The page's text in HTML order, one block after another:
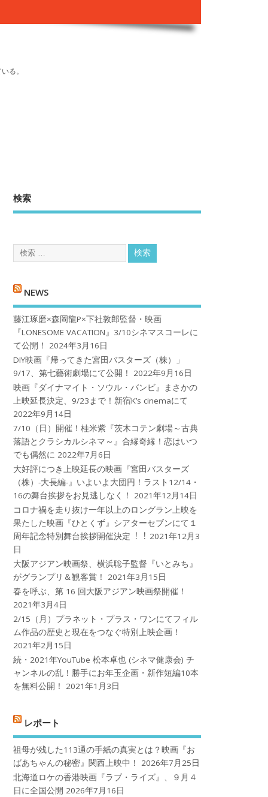
る。
検索
NEWS
藤江琢磨×森岡龍P×下社敦郎監督・映画
『LONESOME VACATION』3/10シネマスコーレに
て公開！
2024年3月16日
DIY映画『帰ってきた宮田バスターズ（株）」
9/17、第七藝術劇場にて公開！
2022年9月16日
映画『ダイナマイト・ソウル・バンビ』まさかの
上映延長決定、9/23まで！新宿K’s cinemaにて
2022年9月14日
7/10（日）開催！桂米紫『茨木コテン劇場～古典
落語とクラシカルシネマ～』合縁奇縁！恋はいつ
でも偶然に 2022年7月6日
大好評につき上映延長の映画『宮田バスターズ
（株）-大長編-』いよいよ大団円！ラスト12/14・
16の舞台挨拶をお見逃しなく！
2021年12月14日
コロナ禍を⾛り抜け⼀年以上のロングラン上映を
果たした映画『ひとくず』シアターセブンにて１
周年記念特別舞台挨拶開催決定︕︕ 2021年12月3
日
大阪アジアン映画祭、横浜聡子監督『いとみち』
がグランプリ＆観客賞！
2021年3月15日
春を呼ぶ、第 16 回大阪アジアン映画祭開催！
2021年3月4日
2/15（月）プラネット・プラス・ワンにてフィル
ム作品の歴史と現在をつなぐ特別上映企画！
2021年2月15日
続・2021年YouTube 松本卓也 (シネマ健康会) チ
ャンネルの乱！勝手にお年玉企画・新作短編10本
を無料公開！
2021年1月3日
レポート
祖母が残した113通の手紙の真実とは？映画『お
ばあちゃんの秘密』関西上映中！
2026年7月25日
北海道ロケの香港映画『ラブ・ライズ』、９月４
日に全国公開 2026年7月16日